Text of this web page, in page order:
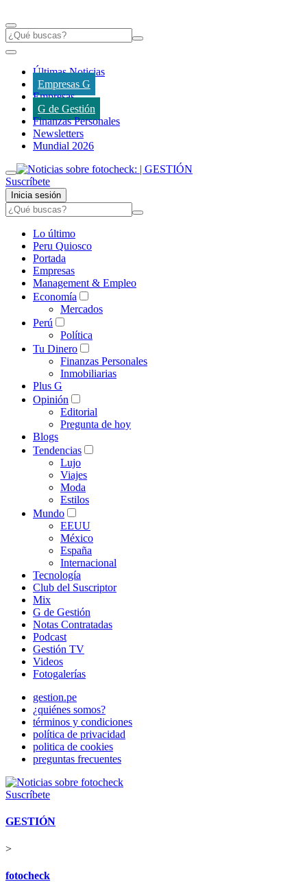
Últimas Noticias
Empresas G
Empresas
G de Gestión
Finanzas Personales
Newsletters
Mundial 2026
Suscríbete
Inicia sesión
Lo último
Peru Quiosco
Portada
Empresas
Management & Empleo
Economía
Mercados
Perú
Política
Tu Dinero
Finanzas Personales
Inmobiliarias
Plus G
Opinión
Editorial
Pregunta de hoy
Blogs
Tendencias
Lujo
Viajes
Moda
Estilos
Mundo
EEUU
México
España
Internacional
Tecnología
Club del Suscriptor
Mix
G de Gestión
Notas Contratadas
Podcast
Gestión TV
Videos
Fotogalerías
gestion.pe
¿quiénes somos?
términos y condiciones
política de privacidad
politica de cookies
preguntas frecuentes
Suscríbete
GESTIÓN
>
fotocheck